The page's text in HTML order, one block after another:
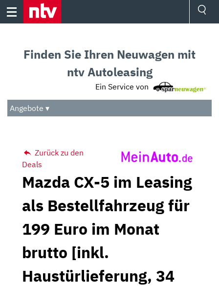
Skip
Audio
Das Beste
Finden Sie Ihren Neuwagen mit
ntv Autoleasing
Ein Service von
Angebote ▾
Zurück zu den
Deals
Mazda CX-5 im Leasing
als Bestellfahrzeug für
199 Euro im Monat
brutto [inkl.
Haustürlieferung, 34